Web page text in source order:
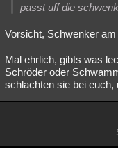
passt uff die
Vorsicht, Schwenker am
Mal ehrlich, gibts was
Schröder oder
schlachten sie bei euch,